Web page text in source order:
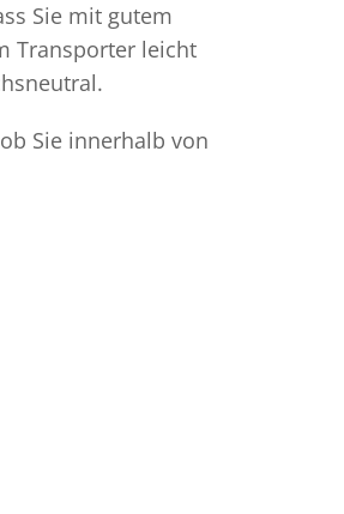
Sie mit gutem
Transporter leicht
Sie innerhalb von